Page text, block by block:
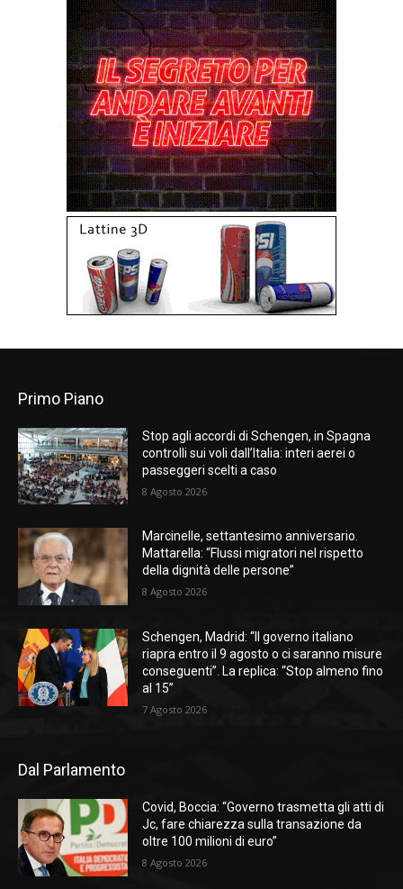
Primo Piano
Stop agli accordi di Schengen, in Spagna
controlli sui voli dall’Italia: interi aerei o
passeggeri scelti a caso
8 Agosto 2026
Marcinelle, settantesimo anniversario.
Mattarella: “Flussi migratori nel rispetto
della dignità delle persone”
8 Agosto 2026
Schengen, Madrid: “Il governo italiano
riapra entro il 9 agosto o ci saranno misure
conseguenti”. La replica: “Stop almeno fino
al 15”
7 Agosto 2026
Dal Parlamento
Covid, Boccia: “Governo trasmetta gli atti di
Jc, fare chiarezza sulla transazione da
oltre 100 milioni di euro”
8 Agosto 2026